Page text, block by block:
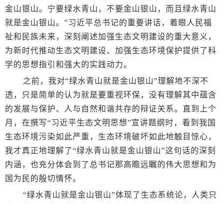
金山银山。宁要绿水青山，不要金山银山，而且绿水青山
就是金山银山。”习近平总书记的重要讲话，着眼人民福
祉和民族未来，深刻阐述加强生态文明建设的重大意义，
为新时代推动生态文明建设、加强生态环境保护提供了科
学的思想指引和强大的实践动力。
之前，我对“绿水青山就是金山银山”理解地不深不
透，只是简单的认为就是要重视环保，没有理解其中蕴含
的发展与保护、人与自然和谐共存的辩证关系。直到上个
月，在撰写“习近平生态文明思想”宣讲题纲时，看到我国
生态环境污染如此严重，生态环境破坏如此地触目惊心，
我才真正地理解了“绿水青山就是金山银山”这句话的深刻
内涵，也充分体会到了总书记那高瞻远瞩的伟大思想和为
国为民的殷切情怀。
“绿水青山就是金山银山”体现了生态系统论，人类只